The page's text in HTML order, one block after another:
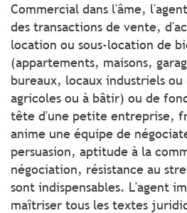
Commercial dans l'âme,
des transactions de vente,
location ou sous-location de
(appartements, maisons,
bureaux, locaux industriels
agricoles ou à bâtir) ou de
tête d'une petite entreprise,
anime une équipe de
persuasion, aptitude à la
négociation, résistance au
sont indispensables. L'agent
maîtriser tous les textes